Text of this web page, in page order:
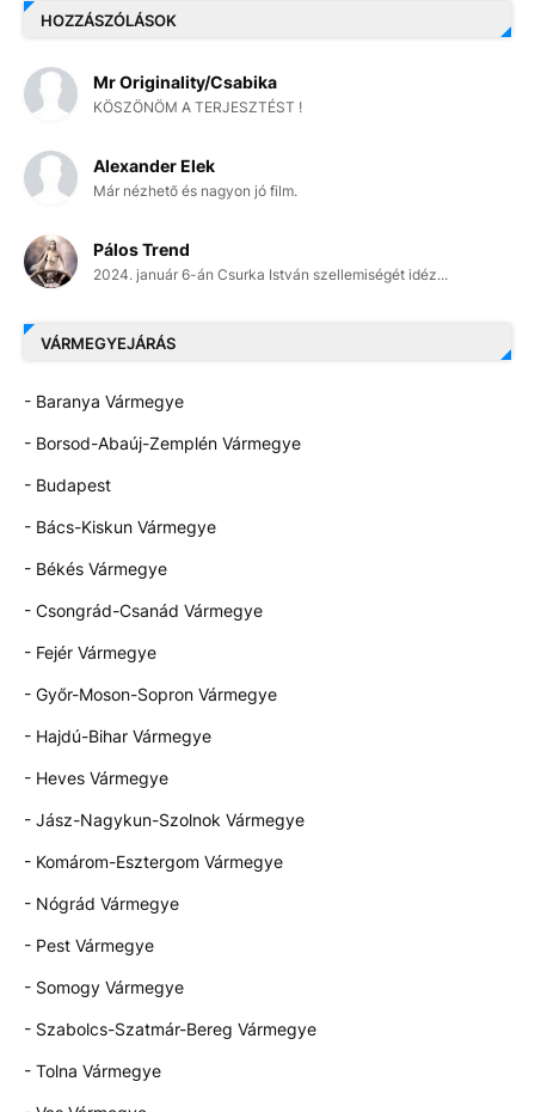
HOZZÁSZÓLÁSOK
Mr Originality/Csabika
KÖSZÖNÖM A TERJESZTÉST !
Alexander Elek
Már nézhető és nagyon jó film.
Pálos Trend
2024. január 6-án Csurka István szellemiségét idéz...
VÁRMEGYEJÁRÁS
- Baranya Vármegye
- Borsod-Abaúj-Zemplén Vármegye
- Budapest
- Bács-Kiskun Vármegye
- Békés Vármegye
- Csongrád-Csanád Vármegye
- Fejér Vármegye
- Győr-Moson-Sopron Vármegye
- Hajdú-Bihar Vármegye
- Heves Vármegye
- Jász-Nagykun-Szolnok Vármegye
- Komárom-Esztergom Vármegye
- Nógrád Vármegye
- Pest Vármegye
- Somogy Vármegye
- Szabolcs-Szatmár-Bereg Vármegye
- Tolna Vármegye